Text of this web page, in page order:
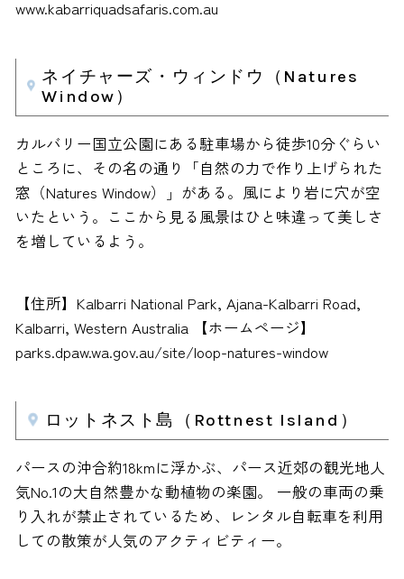
www.kabarriquadsafaris.com.au
ネイチャーズ・ウィンドウ（Natures
Window）
カルバリー国立公園にある駐車場から徒歩10分ぐらい
ところに、その名の通り「自然の力で作り上げられた
窓（Natures Window）」がある。風により岩に穴が空
いたという。ここから見る風景はひと味違って美しさ
を増しているよう。
【住所】Kalbarri National Park, Ajana-Kalbarri Road,
Kalbarri, Western Australia 【ホームページ】
parks.dpaw.wa.gov.au/site/loop-natures-window
ロットネスト島（Rottnest Island）
パースの沖合約18kmに浮かぶ、パース近郊の観光地人
気No.1の大自然豊かな動植物の楽園。 一般の車両の乗
り入れが禁止されているため、レンタル自転車を利用
しての散策が人気のアクティビティー。